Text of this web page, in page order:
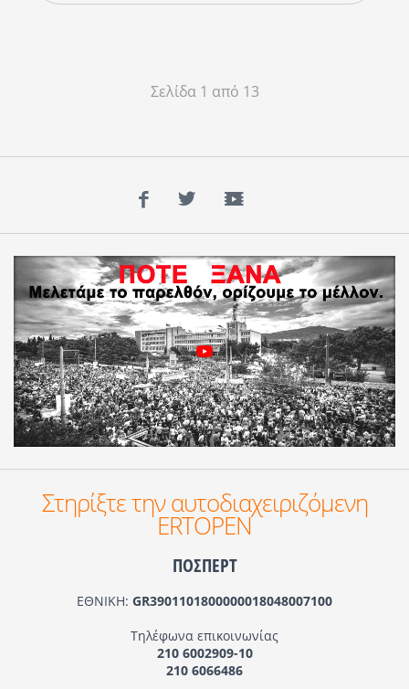
Σελίδα 1 από 13
Facebook
TwitterYouTube
Στηρίξτε την αυτοδιαχειριζόμενη
ERTOPEN
ΠΟΣΠΕΡΤ
ΕΘΝΙΚΗ: GR3901101800000018048007100
Τηλέφωνα επικοινωνίας
210 6002909-10
210 6066486